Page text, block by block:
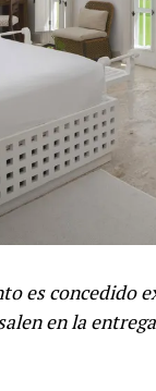
es concedido
en la